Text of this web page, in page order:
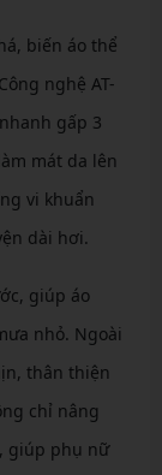
biến áo thể
nghệ AT-
gấp 3
mát da lên
vi khuẩn
dài hơi.
giúp áo
nhỏ. Ngoài
thân thiện
chỉ nâng
giúp phụ nữ